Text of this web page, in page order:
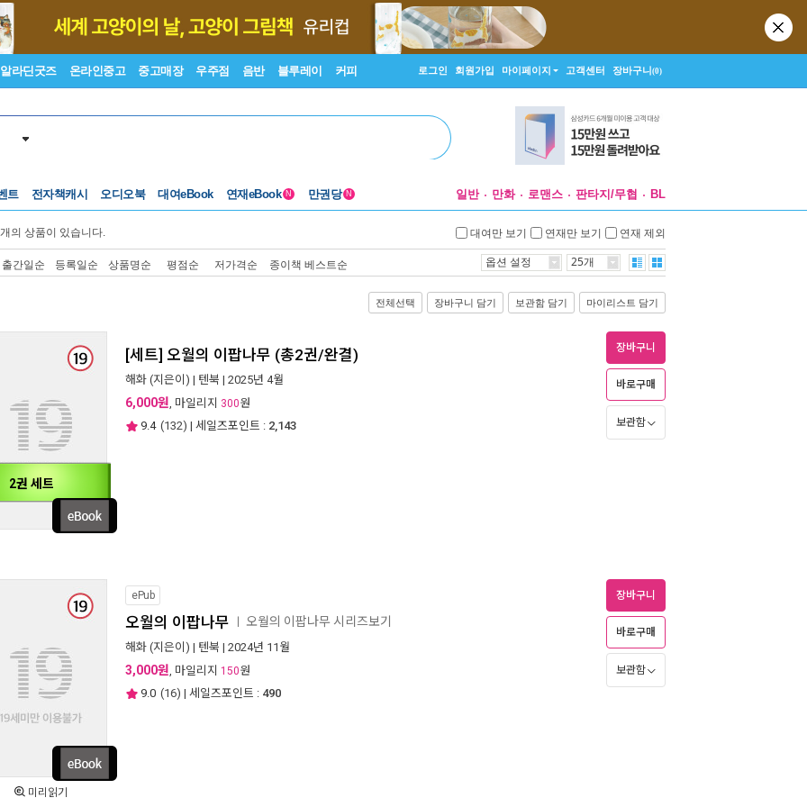
알라딘굿즈 온라인중고 중고매장 우주점 음반 블루레이 커피 로그인 회원가입 마이페이지 고객센터 장바구니(0)
트 전자책캐시 오디오북 대여eBook 연재eBook N 만권당 N 일반 만화 로맨스 판타지/무협 BL
개의 상품이 있습니다. 대여만 보기 연재만 보기 연재 제외
출간일순 등록일순 상품명순 평점순 저가격순 종이책 베스트순 옵션 설정 25개
전체선택 장바구니 담기 보관함 담기 마이리스트 담기
2권 세트
[세트] 오월의 이팝나무 (총2권/완결)
해화 (지은이) | 텐북 | 2025년 4월
6,000원, 마일리지 300원
9.4 (132) | 세일즈포인트 : 2,143
장바구니
바로구매
보관함
미리읽기
ePub
오월의 이팝나무 오월의 이팝나무 시리즈보기
해화 (지은이) | 텐북 | 2024년 11월
3,000원, 마일리지 150원
9.0 (16) | 세일즈포인트 : 490
장바구니
바로구매
보관함